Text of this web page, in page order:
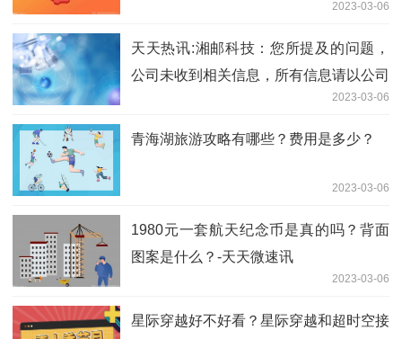
2023-03-06
天天热讯:湘邮科技：您所提及的问题，
公司未收到相关信息，所有信息请以公司
2023-03-06
青海湖旅游攻略有哪些？费用是多少？
2023-03-06
1980元一套航天纪念币是真的吗？背面
图案是什么？-天天微速讯
2023-03-06
星际穿越好不好看？星际穿越和超时空接